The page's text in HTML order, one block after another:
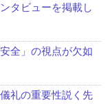
タビューを掲載し
全」の視点が欠如
礼の重要性説く先